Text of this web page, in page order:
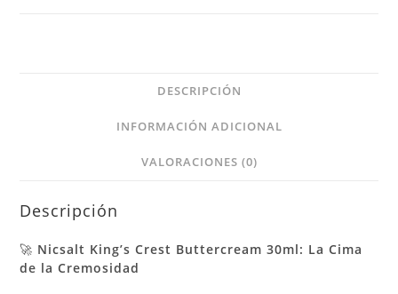
DESCRIPCIÓN
INFORMACIÓN ADICIONAL
VALORACIONES (0)
Descripción
🚀 Nicsalt King’s Crest Buttercream 30ml: La Cima
de la Cremosidad